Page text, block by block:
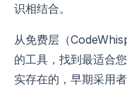
识相结合。
从免费层（
的工具，找到最适合
实存在的，早期采用